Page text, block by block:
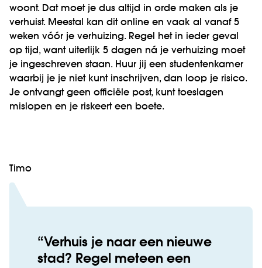
woont. Dat moet je dus altijd in orde maken als je
verhuist. Meestal kan dit online en vaak al vanaf 5
weken vóór je verhuizing. Regel het in ieder geval
op tijd, want uiterlijk 5 dagen ná je verhuizing moet
je ingeschreven staan. Huur jij een studentenkamer
waarbij je je niet kunt inschrijven, dan loop je risico.
Je ontvangt geen officiële post, kunt toeslagen
mislopen en je riskeert een boete.
Timo
Verhuis je naar een nieuwe
stad? Regel meteen een